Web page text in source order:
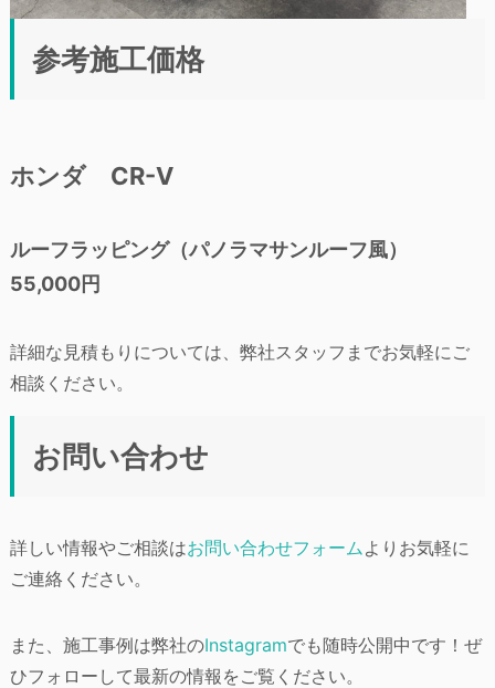
参考施工価格
ホンダ CR-V
ルーフラッピング（パノラマサンルーフ風）
55,000円
詳細な見積もりについては、弊社スタッフまでお気軽にご
相談ください。
お問い合わせ
詳しい情報やご相談はお問い合わせフォーム よりお気軽に
ご連絡ください。
また、施工事例は弊社のInstagramでも随時公開中です！ぜ
ひフォローして最新の情報をご覧ください。